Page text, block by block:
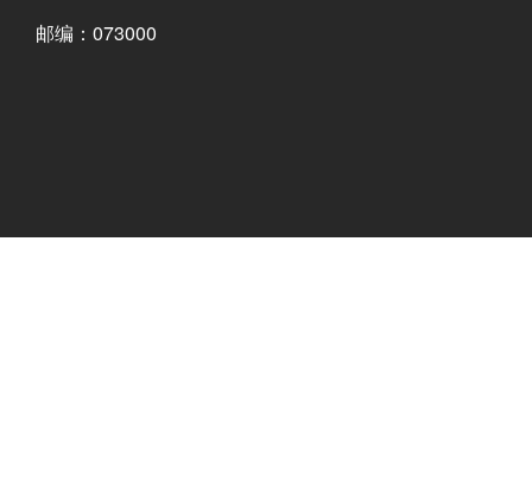
邮编：073000